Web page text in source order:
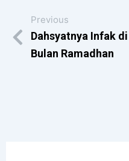
Previous
Dahsyatnya Infak di
Bulan Ramadhan